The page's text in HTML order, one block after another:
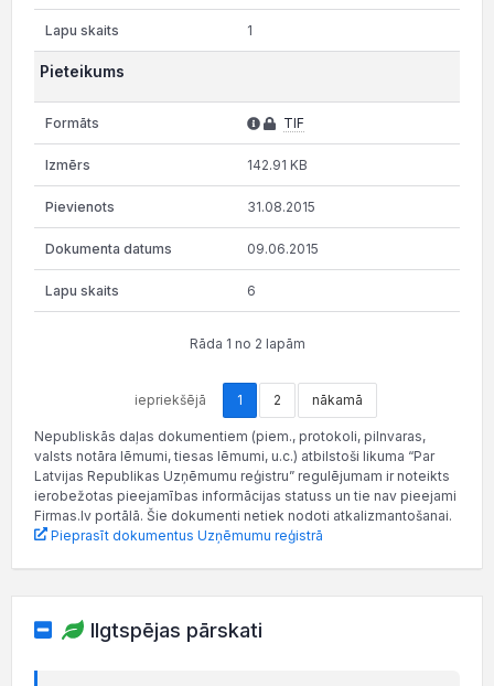
1
Pieteikums
TIF
142.91 KB
31.08.2015
09.06.2015
6
Rāda 1 no 2 lapām
iepriekšējā 1 2 nākamā
Nepubliskās daļas dokumentiem (piem., protokoli, pilnvaras,
valsts notāra lēmumi, tiesas lēmumi, u.c.) atbilstoši likuma “Par
Latvijas Republikas Uzņēmumu reģistru” regulējumam ir noteikts
ierobežotas pieejamības informācijas statuss un tie nav pieejami
Firmas.lv portālā. Šie dokumenti netiek nodoti atkalizmantošanai.
Pieprasīt dokumentus Uzņēmumu reģistrā
Ilgtspējas pārskati